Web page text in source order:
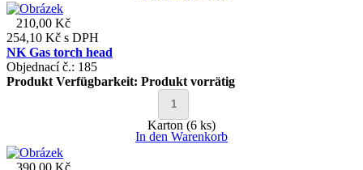
210,00 Kč
254,10 Kč s DPH
NK Gas torch head
Objednací č.: 185
Produkt Verfügbarkeit: Produkt vorrätig
Karton (6 ks)
In den Warenkorb
390,00 Kč